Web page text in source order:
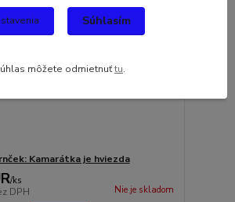
Kamarátka je hviezda
/ks
DPH Nie je skladom
Súhlasím
môžete odmietnuťtu.